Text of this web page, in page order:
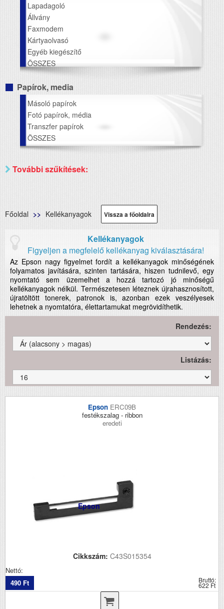
Lapadagoló
Állvány
Faxmodem
Kártyaolvasó
Egyéb kiegészítő
ÖSSZES
Papírok, media
Másoló papírok
Fotó papírok, média
Transzfer papírok
ÖSSZES
További szűkítések:
Főoldal Kellékanyagok Vissza a főoldalra
Kellékanyagok
Figyeljen a megfelelő kellékanyag kiválasztására!
Az Epson nagy figyelmet fordít a kellékanyagok minőségének
folyamatos javítására, szinten tartására, hiszen tudnilevő, egy
nyomtató sem üzemelhet a hozzá tartozó jó minőségű
kellékanyagok nélkül. Természetesen léteznek újrahasznosított,
újratöltött tonerek, patronok is, azonban ezek veszélyesek
lehetnek a nyomtatóra, élettartamukat megrövidíthetik.
Rendezés:
Listázás:
Epson ERC09B
festékszalag - ribbon
eredeti
Epson
Cikkszám: C43S015354
Nettó:
490 Ft
Bruttó:
622 Ft